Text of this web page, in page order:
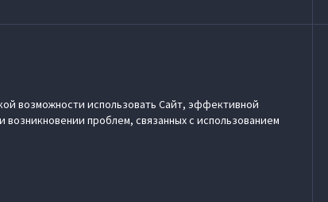
возможности использовать Сайт, эффективной
проблем, связанных с использованием